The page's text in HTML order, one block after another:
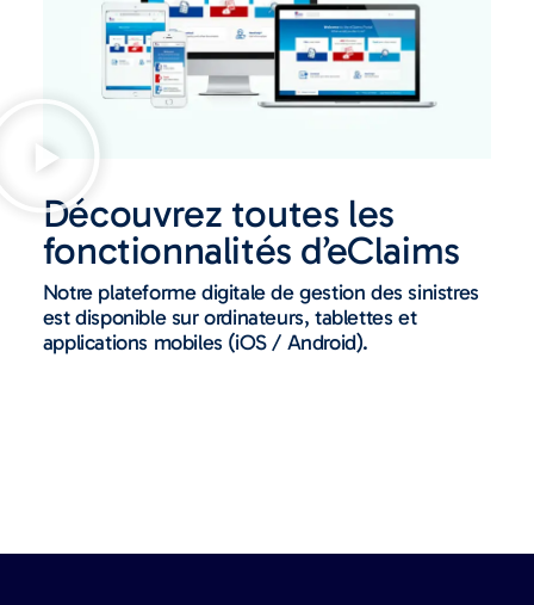
Découvrez toutes les
fonctionnalités d’eClaims
Notre plateforme digitale de gestion des sinistres
est disponible sur ordinateurs, tablettes et
applications mobiles (iOS / Android).